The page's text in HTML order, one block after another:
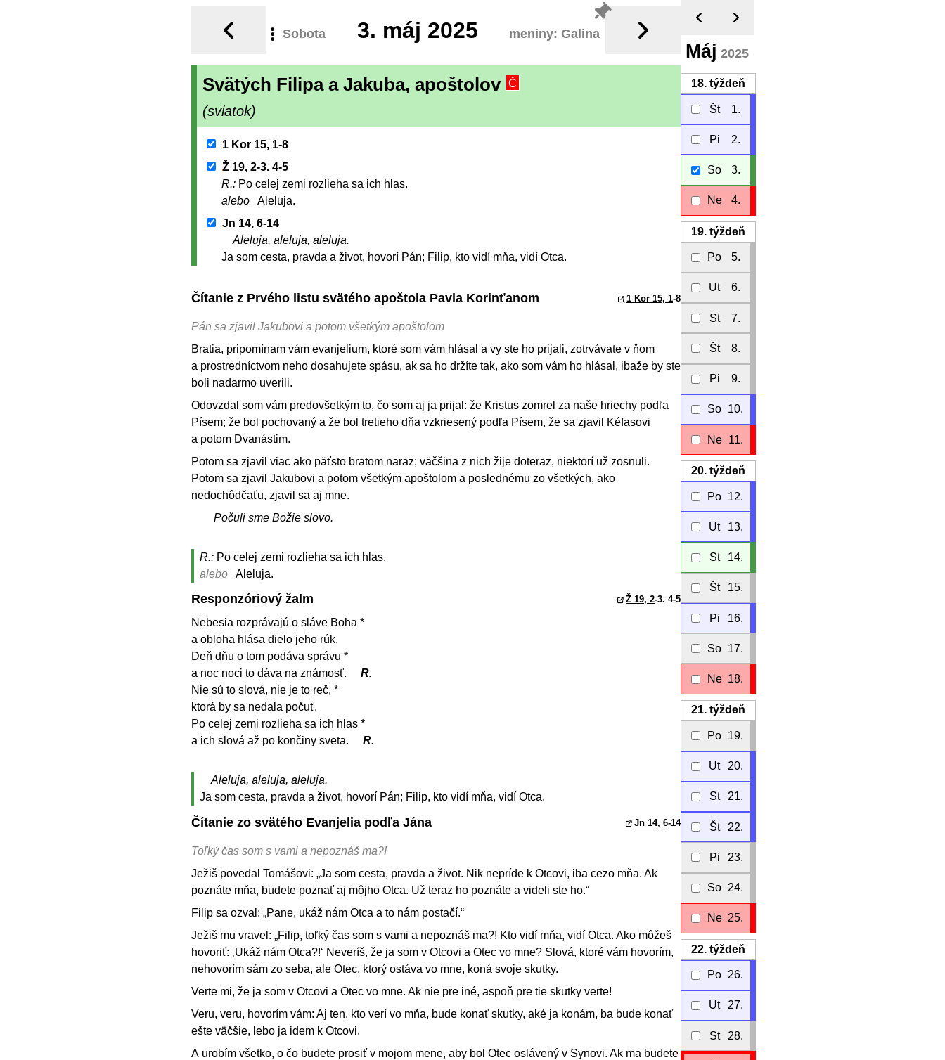
Sobota 3. máj 2025 meniny: Galina
Svätých Filipa a Jakuba, apoštolov Č
(sviatok)
1 Kor 15, 1-8
Ž 19, 2-3. 4-5
R.: Po celej zemi rozlieha sa ich hlas.
alebo
Aleluja.
Jn 14, 6-14
Aleluja, aleluja, aleluja.
Ja som cesta, pravda a život, hovorí Pán; Filip, kto vidí mňa, vidí Otca.
Čítanie z Prvého listu svätého apoštola Pavla Korinťanom 1 Kor 15, 1-8
Pán sa zjavil Jakubovi a potom všetkým apoštolom
Bratia, pripomínam vám evanjelium, ktoré som vám hlásal a vy ste ho prijali, zotrvávate v ňom
a prostredníctvom neho dosahujete spásu, ak sa ho držíte tak, ako som vám ho hlásal, ibaže by ste
boli nadarmo uverili.
Odovzdal som vám predovšetkým to, čo som aj ja prijal: že Kristus zomrel za naše hriechy podľa
Písem; že bol pochovaný a že bol tretieho dňa vzkriesený podľa Písem, že sa zjavil Kéfasovi
a potom Dvanástim.
Potom sa zjavil viac ako päťsto bratom naraz; väčšina z nich žije doteraz, niektorí už zosnuli.
Potom sa zjavil Jakubovi a potom všetkým apoštolom a poslednému zo všetkých, ako
nedochôdčaťu, zjavil sa aj mne.
Počuli sme Božie slovo.
R.: Po celej zemi rozlieha sa ich hlas.
alebo
Aleluja.
Responzóriový žalm Ž 19, 2-3. 4-5
Nebesia rozprávajú o sláve Boha *
a obloha hlása dielo jeho rúk.
Deň dňu o tom podáva správu *
a noc noci to dáva na známosť.
R.
Nie sú to slová, nie je to reč, *
ktorá by sa nedala počuť.
Po celej zemi rozlieha sa ich hlas *
a ich slová až po končiny sveta.
R.
Aleluja, aleluja, aleluja.
Ja som cesta, pravda a život, hovorí Pán; Filip, kto vidí mňa, vidí Otca.
Čítanie zo svätého Evanjelia podľa Jána Jn 14, 6-14
Toľký čas som s vami a nepoznáš ma?!
Ježiš povedal Tomášovi: „Ja som cesta, pravda a život. Nik nepríde k Otcovi, iba cezo mňa. Ak
poznáte mňa, budete poznať aj môjho Otca. Už teraz ho poznáte a videli ste ho.“
Filip sa ozval: „Pane, ukáž nám Otca a to nám postačí.“
Ježiš mu vravel: „Filip, toľký čas som s vami a nepoznáš ma?! Kto vidí mňa, vidí Otca. Ako môžeš
hovoriť: ‚Ukáž nám Otca?!‘ Neveríš, že ja som v Otcovi a Otec vo mne? Slová, ktoré vám hovorím,
nehovorím sám zo seba, ale Otec, ktorý ostáva vo mne, koná svoje skutky.
Verte mi, že ja som v Otcovi a Otec vo mne. Ak nie pre iné, aspoň pre tie skutky verte!
Veru, veru, hovorím vám: Aj ten, kto verí vo mňa, bude konať skutky, aké ja konám, ba bude konať
ešte väčšie, lebo ja idem k Otcovi.
A urobím všetko, o čo budete prosiť v mojom mene, aby bol Otec oslávený v Synovi. Ak ma budete
Máj 2025
18. týždeň
Št 1.
Pi 2.
So 3.
Ne 4.
19. týždeň
Po 5.
Ut 6.
St 7.
Št 8.
Pi 9.
So 10.
Ne 11.
20. týždeň
Po 12.
Ut 13.
St 14.
Št 15.
Pi 16.
So 17.
Ne 18.
21. týždeň
Po 19.
Ut 20.
St 21.
Št 22.
Pi 23.
So 24.
Ne 25.
22. týždeň
Po 26.
Ut 27.
St 28.